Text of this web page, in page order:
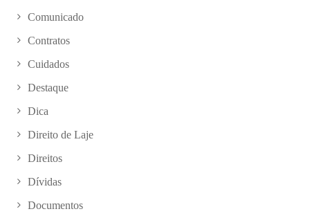
Comunicado
Contratos
Cuidados
Destaque
Dica
Direito de Laje
Direitos
Dívidas
Documentos